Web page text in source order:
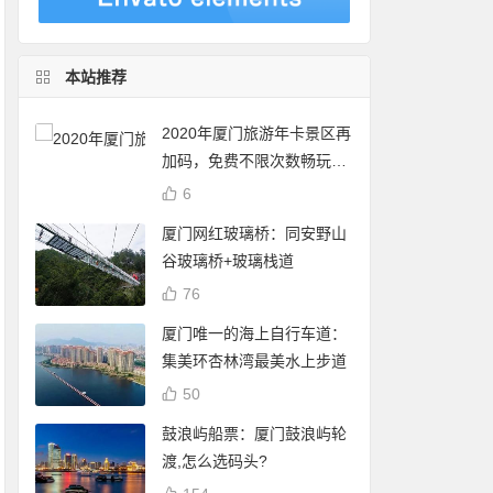
本站推荐
2020年厦门旅游年卡景区再
加码，免费不限次数畅玩24
个景点
6
厦门网红玻璃桥：同安野山
谷玻璃桥+玻璃栈道
76
厦门唯一的海上自行车道：
集美环杏林湾最美水上步道
50
鼓浪屿船票：厦门鼓浪屿轮
渡,怎么选码头?